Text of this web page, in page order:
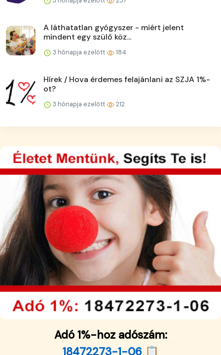
A láthatatlan gyógyszer - miért jelent
mindent egy szülő köz...
3 hónapja ezelőtt 184
Hírek / Hova érdemes felajánlani az SZJA 1%-
ot?
3 hónapja ezelőtt 212
Adó 1%-hoz adószám:
18472273-1-06 📋